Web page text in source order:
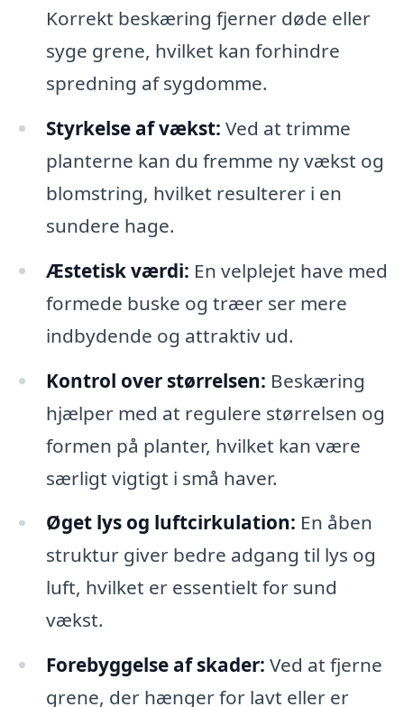
Korrekt beskæring fjerner døde eller
syge grene, hvilket kan forhindre
spredning af sygdomme.
Styrkelse af vækst: Ved at trimme
planterne kan du fremme ny vækst og
blomstring, hvilket resulterer i en
sundere hage.
Æstetisk værdi: En velplejet have med
formede buske og træer ser mere
indbydende og attraktiv ud.
Kontrol over størrelsen: Beskæring
hjælper med at regulere størrelsen og
formen på planter, hvilket kan være
særligt vigtigt i små haver.
Øget lys og luftcirkulation: En åben
struktur giver bedre adgang til lys og
luft, hvilket er essentielt for sund
vækst.
Forebyggelse af skader: Ved at fjerne
grene, der hænger for lavt eller er